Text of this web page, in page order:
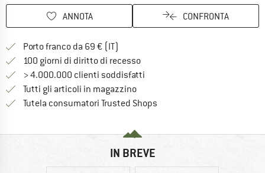
ANNOTA CONFRONTA
Porto franco da 69 € (IT)
100 giorni di diritto di recessoVai alla politica di recesso qui
> 4.000.000 clienti soddisfatti
Tutti gli articoli in magazzino
Tutela consumatori Trusted Shops
IN BREVE